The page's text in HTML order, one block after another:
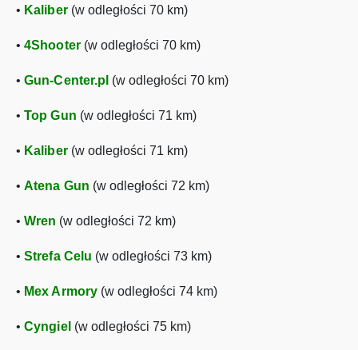
• Kaliber(w odległości 70 km)
• 4Shooter(w odległości 70 km)
• Gun-Center.pl (w odległości 70 km)
• Top Gun (w odległości 71 km)
• Kaliber(w odległości 71 km)
• Atena Gun (w odległości 72 km)
• Wren (w odległości 72 km)
• Strefa Celu (w odległości 73 km)
• Mex Armory (w odległości 74 km)
• Cyngiel (w odległości 75 km)